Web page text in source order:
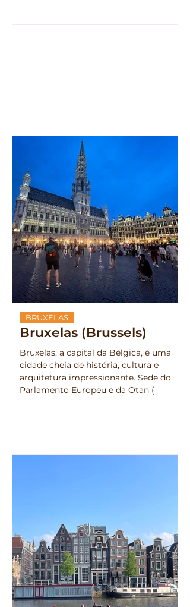
Bruxelas (Brussels)
Bruxelas, a capital da Bélgica, é uma
cidade cheia de história, cultura e
arquitetura impressionante. Sede do
Parlamento Europeu e da Otan (
BRUXELAS